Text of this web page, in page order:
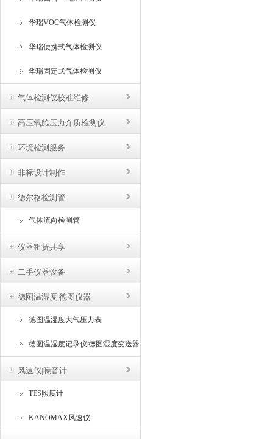
华瑞VOC气体检测仪
华瑞便携式气体检测仪
华瑞固定式气体检测仪
气体检测仪校准维修
高压氧舱压力介质检测仪
环境检测服务
非标设计制作
德尔格检测管
气体流向检测管
仪器租赁共享
二手仪器设备
德图温湿度|德图仪器
德图温湿度大气压力表
德图温湿度记录仪|德图湿度变送器
风速仪|噪音计
TES照度计
KANOMAX风速仪